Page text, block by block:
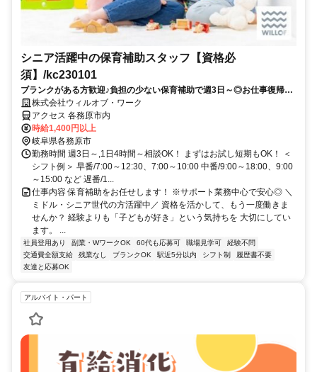
シニア活躍中の保育補助スタッフ【資格必
須】/kc230101
ブランクがある方歓迎♪負担の少ない保育補助で週3日～◎お仕事復帰し
ませんか？書き物・ピアノ・保護者対応もありません！
株式会社ウィルオブ・ワーク
アクセス 各務原市内
時給1,400円以上
岐阜県各務原市
勤務時間 週3日～,1日4時間～相談OK！ まずはお試し短期もOK！ ＜
シフト例＞ 早番/7:00～12:30、7:00～10:00 中番/9:00～18:00、9:00
～15:00 など 遅番/1...
仕事内容 保育補助をお任せします！ ※サポート業務中心で安心◎ ＼
ミドル・シニア世代の方活躍中／ 資格を活かして、もう一度働きま
せんか？ 経験よりも「子どもが好き」という気持ちを 大切にしてい
ます。 ...
社員登用あり 副業・WワークOK 60代も応募可 職場見学可
経験不問
交通費全額支給
残業なし ブランクOK 駅近5分以内 シフト制
履歴書不要
友達と応募OK
アルバイト・パート